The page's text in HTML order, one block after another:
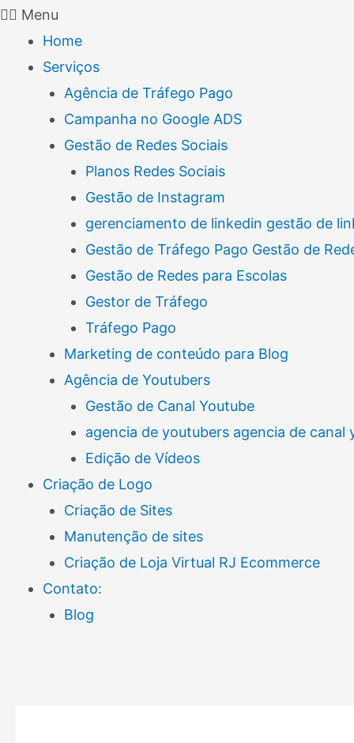
Menu
Home
Serviços
Agência de Tráfego Pago
Campanha no Google ADS
Gestão de Redes Sociais
Planos Redes Sociais
Gestão de Instagram
gerenciamento de linkedin gestão de
Gestão de Tráfego Pago Gestão de
Gestão de Redes para Escolas
Gestor de Tráfego
Tráfego Pago
Marketing de conteúdo para Blog
Agência de Youtubers
Gestão de Canal Youtube
agencia de youtubers agencia de canal
Edição de Vídeos
Criação de Logo
Criação de Sites
Manutenção de sites
Criação de Loja Virtual RJ Ecommerce
Contato:
Blog